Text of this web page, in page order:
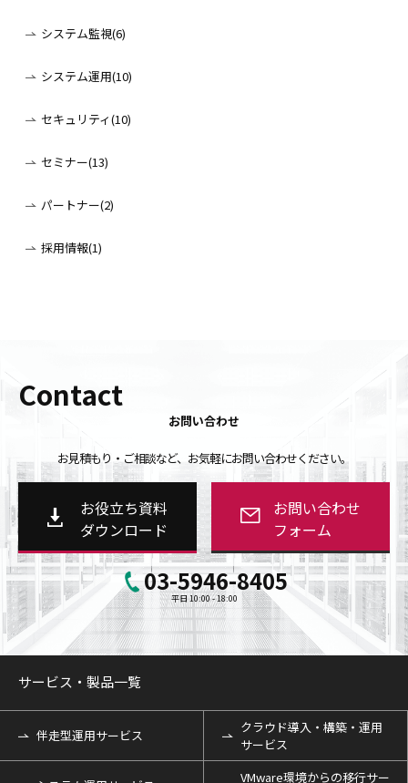
システム監視(6)
システム運用(10)
セキュリティ(10)
セミナー(13)
パートナー(2)
採用情報(1)
Contact
お問い合わせ
お見積もり・ご相談など、お気軽にお問い合わせください。
お役立ち資料
ダウンロード
お問い合わせ
フォーム
03-5946-8405
平日 10:00 - 18:00
サービス・製品一覧
伴走型運用サービス
クラウド導入・構築・運用
サービス
VMware環境からの移行サー